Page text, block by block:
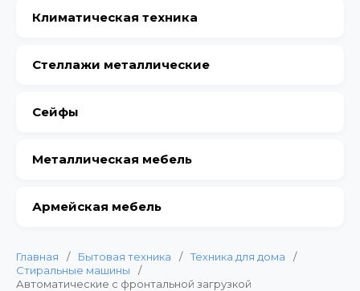
Климатическая техника
Стеллажи металлические
Сейфы
Металлическая мебель
Армейская мебель
Главная / Бытовая техника / Техника для дома
/
Стиральные машины
/
Автоматические с фронтальной загрузкой